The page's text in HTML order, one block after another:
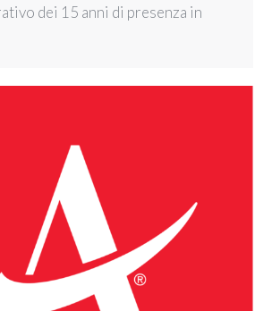
dei 15 anni di presenza in